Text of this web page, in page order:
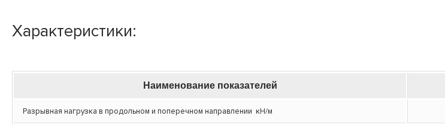
Характеристики:
Наименование показателей
Разрывная нагрузка в продольном и поперечном направлении кН/м